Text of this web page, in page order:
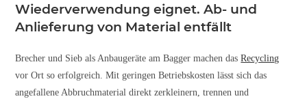
Wiederverwendung eignet. Ab- und
Anlieferung von Material entfällt
Brecher und Sieb als Anbaugeräte am Bagger machen dasRecycling
vor Ort so erfolgreich. Mit geringen Betriebskosten lässt sich das
angefallene Abbruchmaterial direkt zerkleinern, trennen und